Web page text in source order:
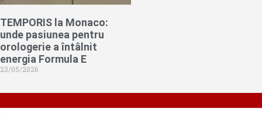
TEMPORIS la Monaco:
unde pasiunea pentru
orologerie a întâlnit
energia Formula E
23/05/2026